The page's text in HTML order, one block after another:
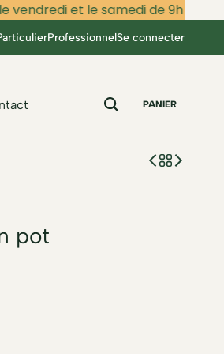
et le samedi de 9h à 12h et de
ProfessionnelSe connecter
PANIER
pot